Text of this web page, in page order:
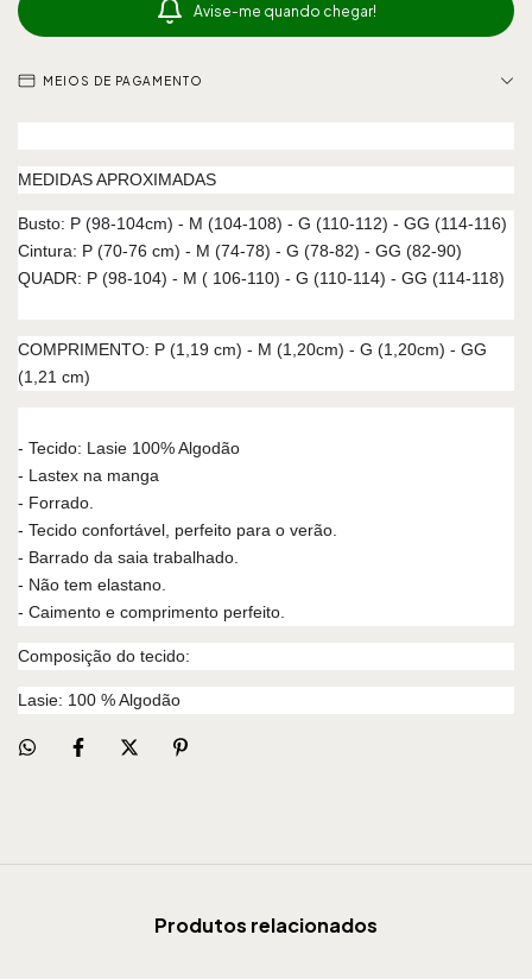
Avise-me quando chegar!
MEIOS DE PAGAMENTO
MEDIDAS APROXIMADAS
Busto: P (98-104cm) - M (104-108) - G (110-112) - GG (114-116)
Cintura: P (70-76 cm) - M (74-78) - G (78-82) - GG (82-90)
QUADR: P (98-104) - M ( 106-110) - G (110-114) - GG (114-118)
COMPRIMENTO: P (1,19 cm) - M (1,20cm) - G (1,20cm) - GG
(1,21 cm)
- Tecido: Lasie 100% Algodão
- Lastex na manga
- Forrado.
- Tecido confortável, perfeito para o verão.
- Barrado da saia trabalhado.
- Não tem elastano.
- Caimento e comprimento perfeito.
Composição do tecido:
Lasie: 100 % Algodão
Produtos relacionados